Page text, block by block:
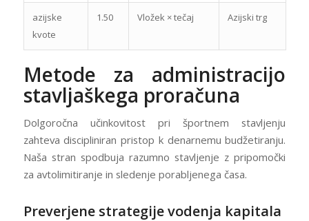
azijske
kvote
1.50 Vložek × tečaj Azijski trg
Metode za administracijo
stavljaškega proračuna
Dolgoročna učinkovitost pri športnem stavljenju
zahteva discipliniran pristop k denarnemu budžetiranju.
Naša stran spodbuja razumno stavljenje z pripomočki
za avtolimitiranje in sledenje porabljenega časa.
Preverjene strategije vodenja kapitala